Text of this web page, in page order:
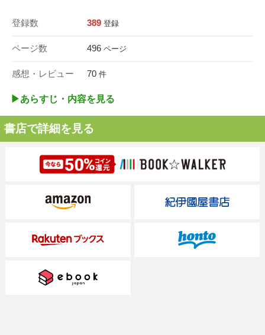
登録数 389 登録
ページ数 496 ページ
感想・レビュー 70 件
▶︎あらすじ・内容を見る
書店で詳細を見る